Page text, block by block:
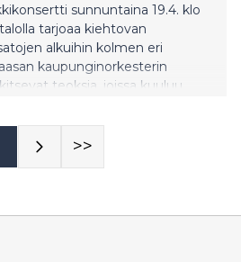
sunnuntaina 19.4. klo
tarjoaa kiehtovan
alkuihin kolmen eri
kaupunginorkesterin
teoksia, joissa kuuluu
>>